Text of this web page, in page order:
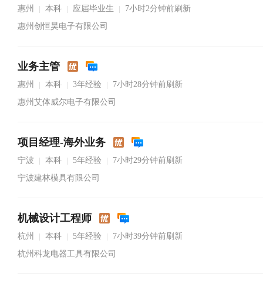
惠州 本科 应届毕业生
7小时2分钟前刷新
惠州创恒昊电子有限公司
业务主管
惠州 本科 3年经验
7小时28分钟前刷新
惠州艾体威尔电子有限公司
项目经理-海外业务
宁波 本科 5年经验
7小时29分钟前刷新
宁波建林模具有限公司
机械设计工程师
杭州 本科 5年经验
7小时39分钟前刷新
杭州科龙电器工具有限公司